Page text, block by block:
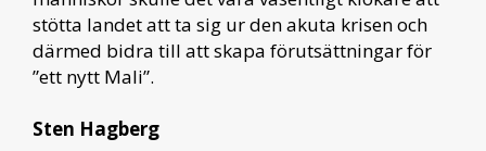
stötta landet att ta sig ur den akuta krisen och
därmed bidra till att skapa förutsättningar för
”ett nytt Mali”.
Sten Hagberg